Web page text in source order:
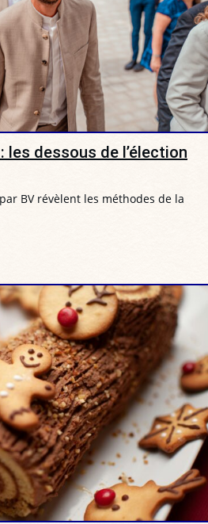
les dessous de l’élection
BV révèlent les méthodes de la